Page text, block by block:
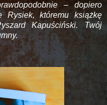
– dopiero
Rysiek, któremu książkę
Kapuściński. Twój